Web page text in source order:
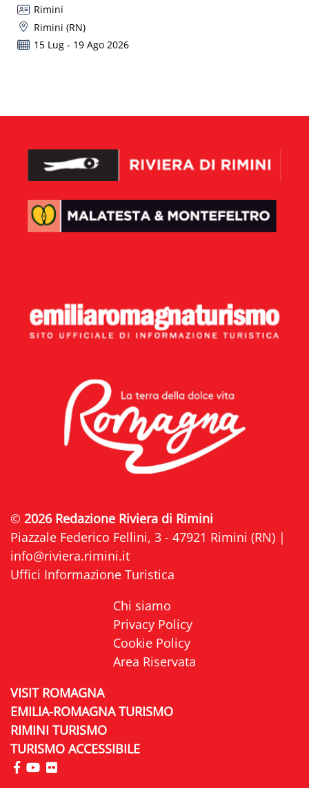
Rimini
Rimini (RN)
15 Lug - 19 Ago 2026
© 2026 Redazione Riviera di Rimini
Piazzale Federico Fellini, 3 - 47921 Rimini (RN) |
info@riviera.rimini.it
Uffici Informazione Turistica
Chi siamo
Privacy Policy
Cookie Policy
Area Riservata
VISIT ROMAGNA
EMILIA-ROMAGNA TURISMO
RIMINI TURISMO
TURISMO ACCESSIBILE
visita la pagina Facebook di Riviera di Rimini
visita la pagina YouTube di Riviera di Rimini
visita la pagina Flickr di Riviera di Rimini